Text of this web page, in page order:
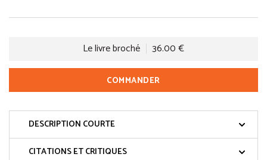
Le livre broché 36.00 €
COMMANDER
DESCRIPTION COURTE
CITATIONS ET CRITIQUES